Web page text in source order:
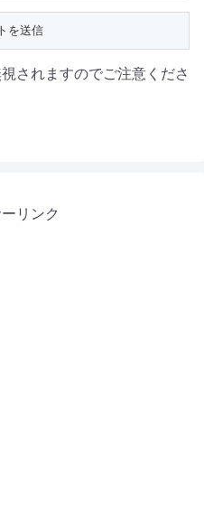
されますのでご注意くださ
リンク